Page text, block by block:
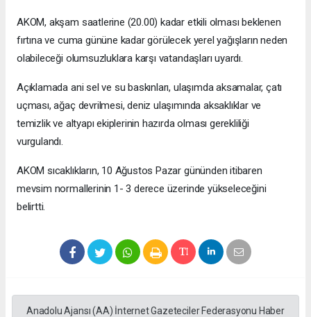
AKOM, akşam saatlerine (20.00) kadar etkili olması beklenen
fırtına ve cuma gününe kadar görülecek yerel yağışların neden
olabileceği olumsuzluklara karşı vatandaşları uyardı.
Açıklamada ani sel ve su baskınları, ulaşımda aksamalar, çatı
uçması, ağaç devrilmesi, deniz ulaşımında aksaklıklar ve
temizlik ve altyapı ekiplerinin hazırda olması gerekliliği
vurgulandı.
AKOM sıcaklıkların, 10 Ağustos Pazar gününden itibaren
mevsim normallerinin 1- 3 derece üzerinde yükseleceğini
belirtti.
Anadolu Ajansı (AA) İnternet Gazeteciler Federasyonu Haber